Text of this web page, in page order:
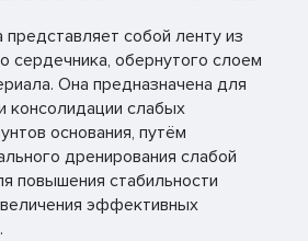
собой ленту из
сердечника, обернутого слоем
Она предназначена для
консолидации слабых
основания, путём
дренирования слабой
повышения стабильности
эффективных